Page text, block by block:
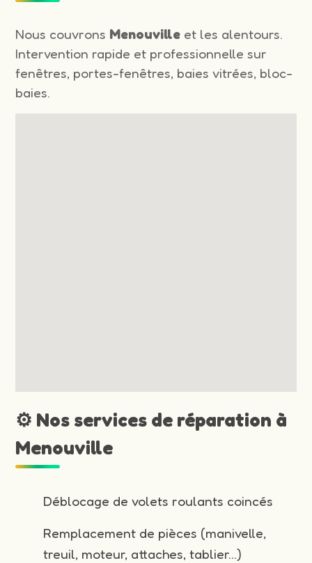
Nous couvrons Menouville et les alentours.
Intervention rapide et professionnelle sur
fenêtres, portes-fenêtres, baies vitrées, bloc-
baies.
⚙️ Nos services de réparation à
Menouville
Déblocage de volets roulants coincés
Remplacement de pièces (manivelle,
treuil, moteur, attaches, tablier…)